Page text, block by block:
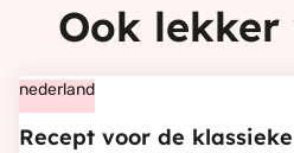
Ook
Bekijk
Recept
nederland
Recept voor de